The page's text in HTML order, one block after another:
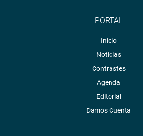
PORTAL
Inicio
Noticias
Contrastes
Agenda
Editorial
Damos Cuenta